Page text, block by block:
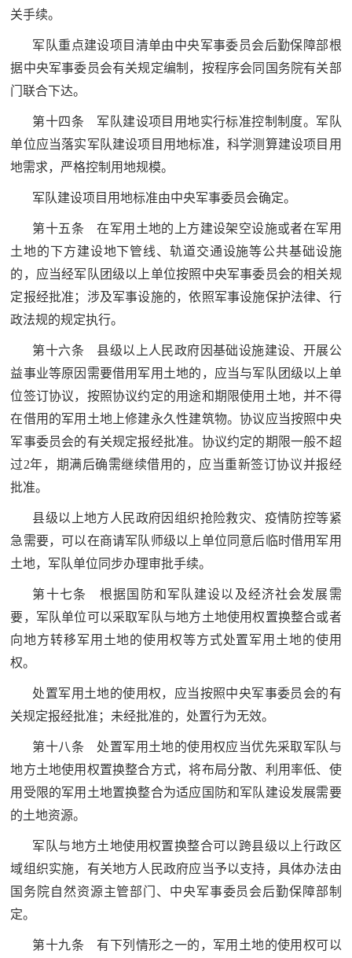
色
文
于
关手续。
军队重点建设项目清单由中央军事委员会后勤保障部根
据中央军事委员会有关规定编制，按程序会同国务院有关部
门联合下达。
第十四条 军队建设项目用地实行标准控制制度。军队
单位应当落实军队建设项目用地标准，科学测算建设项目用
地需求，严格控制用地规模。
军队建设项目用地标准由中央军事委员会确定。
第十五条 在军用土地的上方建设架空设施或者在军用
土地的下方建设地下管线、轨道交通设施等公共基础设施
的，应当经军队团级以上单位按照中央军事委员会的相关规
定报经批准；涉及军事设施的，依照军事设施保护法律、行
政法规的规定执行。
第十六条 县级以上人民政府因基础设施建设、开展公
益事业等原因需要借用军用土地的，应当与军队团级以上单
位签订协议，按照协议约定的用途和期限使用土地，并不得
在借用的军用土地上修建永久性建筑物。协议应当按照中央
军事委员会的有关规定报经批准。协议约定的期限一般不超
过2年，期满后确需继续借用的，应当重新签订协议并报经
批准。
县级以上地方人民政府因组织抢险救灾、疫情防控等紧
急需要，可以在商请军队师级以上单位同意后临时借用军用
土地，军队单位同步办理审批手续。
第十七条 根据国防和军队建设以及经济社会发展需
要，军队单位可以采取军队与地方土地使用权置换整合或者
向地方转移军用土地的使用权等方式处置军用土地的使用
权。
处置军用土地的使用权，应当按照中央军事委员会的有
关规定报经批准；未经批准的，处置行为无效。
第十八条 处置军用土地的使用权应当优先采取军队与
地方土地使用权置换整合方式，将布局分散、利用率低、使
用受限的军用土地置换整合为适应国防和军队建设发展需要
的土地资源。
军队与地方土地使用权置换整合可以跨县级以上行政区
域组织实施，有关地方人民政府应当予以支持，具体办法由
国务院自然资源主管部门、中央军事委员会后勤保障部制
定。
第十九条 有下列情形之一的，军用土地的使用权可以